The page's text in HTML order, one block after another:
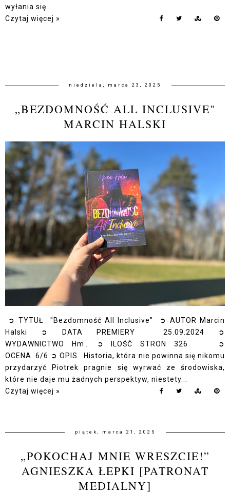
wyłania się...
Czytaj więcej »
niedziela, marca 23, 2025
„BEZDOMNOŚĆ ALL INCLUSIVE"
MARCIN HALSKI
➲ TYTUŁ "Bezdomność All Inclusive” ➲ AUTOR Marcin
Halski ➲ DATA PREMIERY 25.09.2024 ➲
WYDAWNICTWO Hm… ➲ ILOŚĆ STRON 326 ➲
OCENA 6/6 ➲ OPIS Historia, która nie powinna się nikomu
przydarzyć Piotrek pragnie się wyrwać ze środowiska,
które nie daje mu żadnych perspektyw, niestety...
Czytaj więcej »
piątek, marca 21, 2025
„POKOCHAJ MNIE WRESZCIE!”
AGNIESZKA ŁEPKI [PATRONAT
MEDIALNY]